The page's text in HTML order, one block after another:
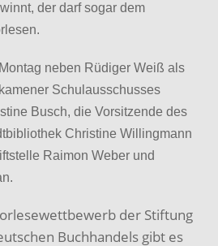
der darf sogar dem
neben Rüdiger Weiß als
Schulausschusses
Busch, die Vorsitzende des
Christine Willingmann
Raimon Weber und
der Stiftung
Buchhandels gibt es